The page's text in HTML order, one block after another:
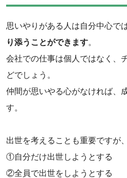
思いやりがある人は自分中心で
り添うことができます。
会社での仕事は個人ではなく、
どでしょう。
仲間が思いやる心がなければ、
す。
出世を考えることも重要ですが、
①自分だけ出世しようとする
②全員で出世をしようとする